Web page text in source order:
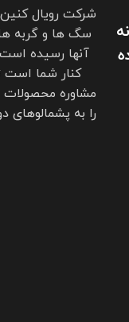
شرکت رویال کنین
سگ ها و گربه
آنها رسیده
کنار شما است
مشاوره محصولات
را به